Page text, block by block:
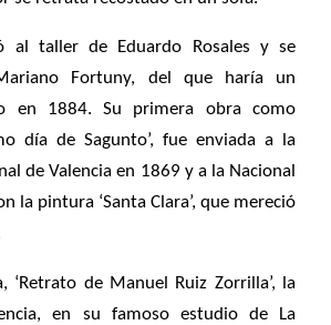
al taller de Eduardo Rosales y se
Fortuny, del que haría un
en 1884. Su primera obra como
día de Sagunto’, fue enviada a la
de Valencia en 1869 y a la Nacional
la pintura ‘Santa Clara’, que mereció
‘Retrato de Manuel Ruiz Zorrilla’, la
en su famoso estudio de La